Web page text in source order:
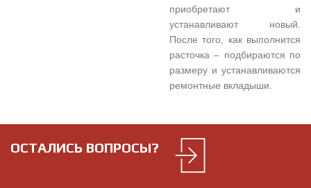
приобретают и
устанавливают новый.
После того, как выполнится
расточка – подбираются по
размеру и устанавливаются
ремонтные вкладыши.
ОСТАЛИСЬ ВОПРОСЫ?